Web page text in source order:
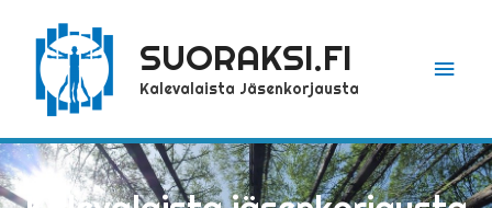
SUORAKSI.FI
Kalevalaista Jäsenkorjausta